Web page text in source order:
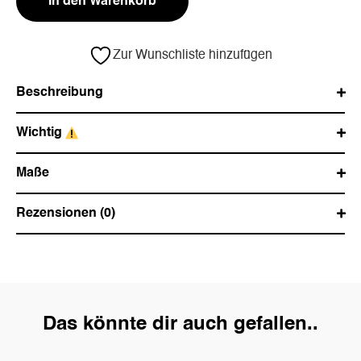
Zur Wunschliste hinzufügen
Beschreibung
Wichtig
Maße
Rezensionen (0)
Das könnte dir auch gefallen..